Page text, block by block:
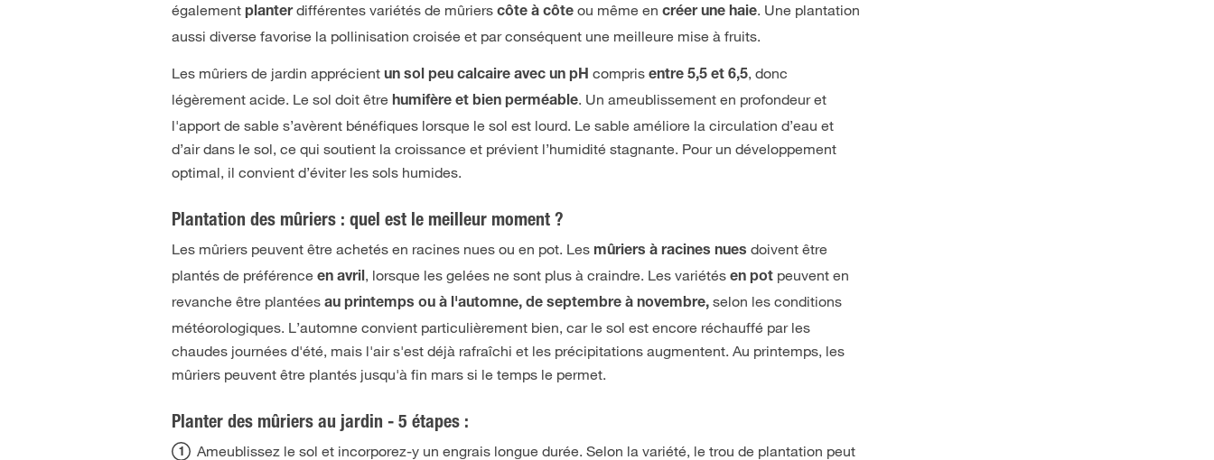
égalementplanterdifférentes variétés de mûrierscôte à côteou même encréer une haie. Une plantation
aussi diverse favorise la pollinisation croisée et par conséquent une meilleure mise à fruits.
Les mûriers de jardin apprécientun sol peu calcaire avec un pH comprisentre 5,5 et 6,5, donc
légèrement acide. Le sol doit êtrehumifère et bien perméable. Un ameublissement en profondeur et
l'apport de sable s’avèrent bénéfiques lorsque le sol est lourd. Le sable améliore la circulation d’eau et
d’air dans le sol, ce qui soutient la croissance et prévient l’humidité stagnante. Pour un développement
optimal, il convient d’éviter les sols humides.
Plantation des mûriers : quel est le meilleur moment ?
Les mûriers peuvent être achetés en racines nues ou en pot. Les mûriers à racines nues doivent être
plantés de préférenceen avril, lorsque les gelées ne sont plus à craindre. Les variétésen pot peuvent en
revanche être plantéesau printemps ou à l'automne, de septembre à novembre, selon les conditions
météorologiques. L’automne convient particulièrement bien, car le sol est encore réchauffé par les
chaudes journées d'été, mais l'air s'est déjà rafraîchi et les précipitations augmentent. Au printemps, les
mûriers peuvent être plantés jusqu'à fin mars si le temps le permet.
Planter des mûriers au jardin - 5 étapes :
Ameublissez le sol et incorporez-y un engrais longue durée. Selon la variété, le trou de plantation peut